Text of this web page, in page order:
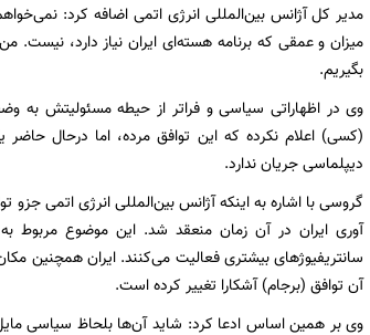
مدیر کل آژانس بین‌المللی انرژی اتمی اضافه کرد:
میزان و عمقی که برنامه هسته‌ای ایران نیاز دارد، نیست.
بگیریم.
(کسی) اعلام نکرده که این توافق مرده، اما درحال
دیپلماسی جریان ندارد.
گروسی با اشاره به اینکه آژانس بین‌المللی انرژی اتمی
سانتریفیوژهای بیشتری فعالیت می‌کنند. ایران همچنین
آن توافق (برجام) آشکارا تغییر کرده است.